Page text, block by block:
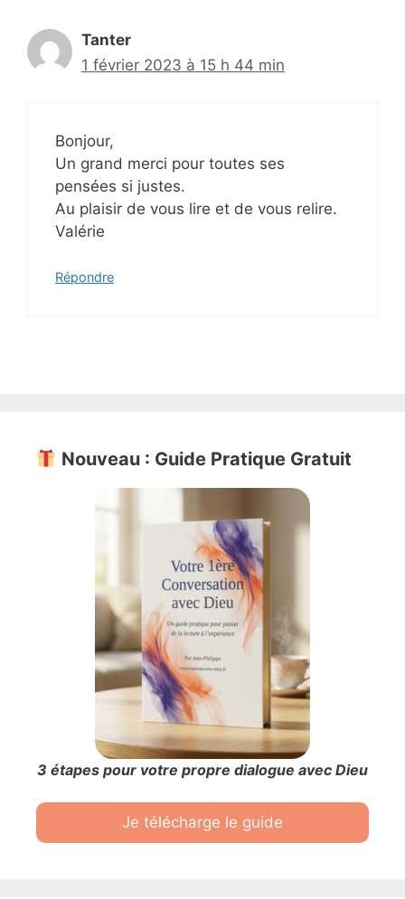
Tanter
1 février 2023 à 15 h 44 min
Bonjour,
Un grand merci pour toutes ses
pensées si justes.
Au plaisir de vous lire et de vous relire.
Valérie
Répondre
Nouveau : Guide Pratique Gratuit
3 étapes pour votre propre dialogue avec Dieu
Je télécharge le guide